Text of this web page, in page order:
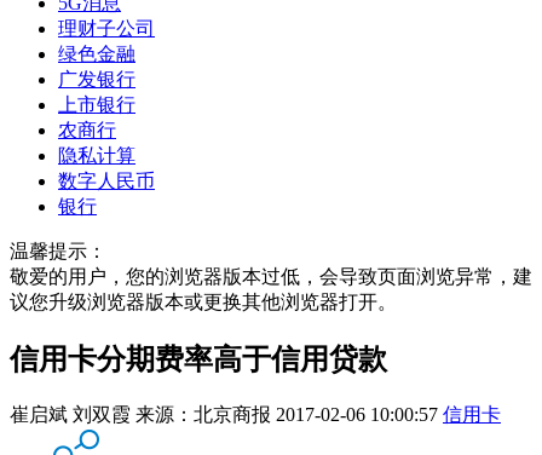
理财子公司
绿色金融
广发银行
上市银行
农商行
隐私计算
数字人民币
银行
温馨提示：
敬爱的用户，您的浏览器版本过低，会导致页面浏览异常，建
议您升级浏览器版本或更换其他浏览器打开。
信用卡分期费率高于信用贷款
崔启斌 刘双霞 来源： 北京商报 2017-02-06 10:00:57 信用卡